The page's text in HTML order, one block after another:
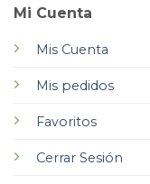
Mi Cuenta
Mis Cuenta
Mis pedidos
Favoritos
Cerrar Sesión